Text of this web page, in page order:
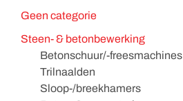
Geen categorie
Steen- & betonbewerking
Betonschuur/-freesmachines
Trilnaalden
Sloop-/breekhamers